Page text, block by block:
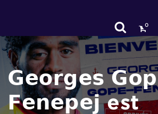
0
𝗚𝗲𝗼𝗿𝗴𝗲𝘀
𝗙𝗲𝗻𝗲𝗽𝗲𝗷 est